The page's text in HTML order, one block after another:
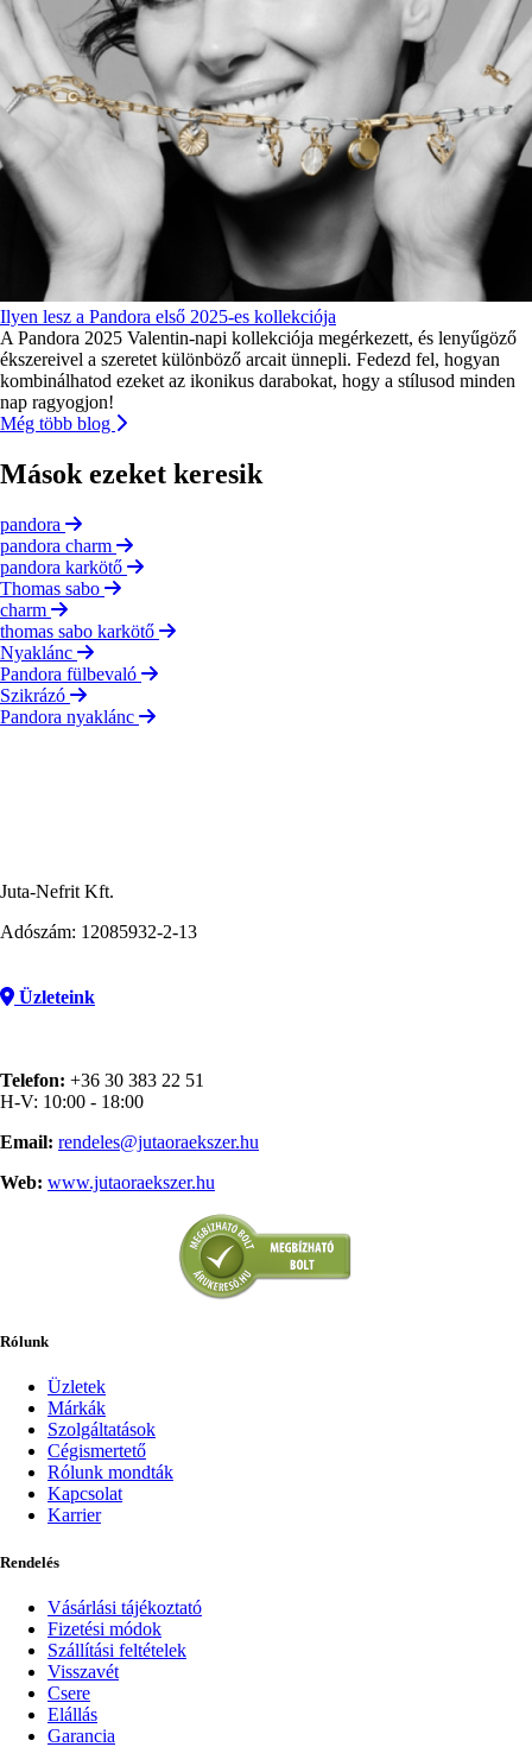
Ilyen lesz a Pandora első 2025-es kollekciója
A Pandora 2025 Valentin-napi kollekciója megérkezett, és lenyűgöző
ékszereivel a szeretet különböző arcait ünnepli. Fedezd fel, hogyan
kombinálhatod ezeket az ikonikus darabokat, hogy a stílusod minden
nap ragyogjon!
Még több blog
Mások ezeket keresik
pandora
pandora charm
pandora karkötő
Thomas sabo
charm
thomas sabo karkötő
Nyaklánc
Pandora fülbevaló
Szikrázó
Pandora nyaklánc
Juta-Nefrit Kft.
Adószám: 12085932-2-13
Üzleteink
Telefon: +36 30 383 22 51
H-V: 10:00 - 18:00
Email: rendeles@jutaoraekszer.hu
Web: www.jutaoraekszer.hu
Rólunk
Üzletek
Márkák
Szolgáltatások
Cégismertető
Rólunk mondták
Kapcsolat
Karrier
Rendelés
Vásárlási tájékoztató
Fizetési módok
Szállítási feltételek
Visszavét
Csere
Elállás
Garancia